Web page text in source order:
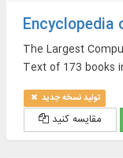
Encyclopedia
The Largest
Text of 173 books
and commentary
Arabic and
تولید نسخه جدید
مقایسه کنید